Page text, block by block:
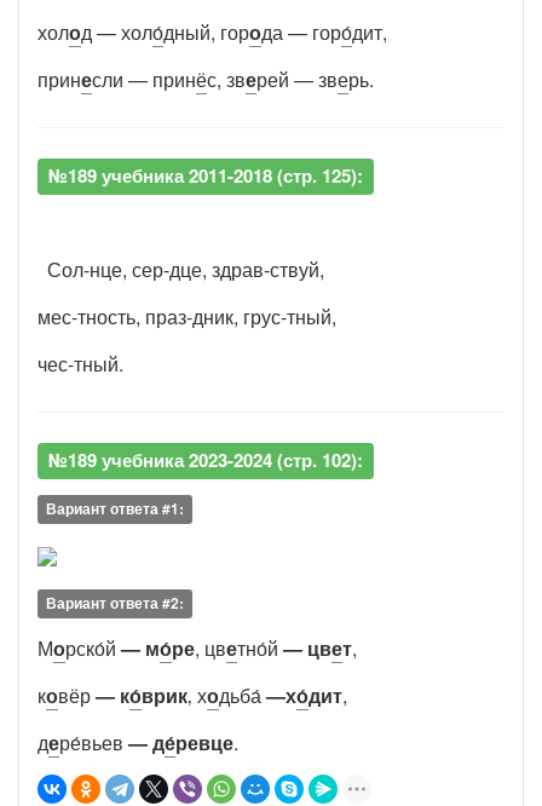
холод — холо́дный, города — горо́дит,
принесли — принёс, зверей — зверь.
№189 учебника 2011-2018 (стр. 125):
Сол-нце, сер-дце, здрав-ствуй,
мес-тность, праз-дник, грус-тный,
чес-тный.
№189 учебника 2023-2024 (стр. 102):
Вариант ответа #1:
Вариант ответа #2:
Морско́й— мо́ре, цветно́й— цвет,
ковёр— ко́врик‚ ходьба́—хо́дит,
дере́вьев— де́ревце.